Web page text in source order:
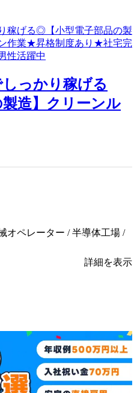
しっかり稼げる
造】クリーンル
オペレーター / 半導体工場 /
詳細を表示